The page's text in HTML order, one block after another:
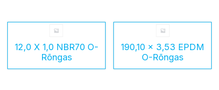
12,0 X 1,0 NBR70 O-
Rõngas
190,10 x 3,53 EPDM
O-Rõngas